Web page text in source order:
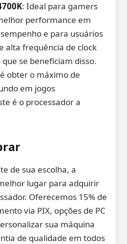
: Ideal para gamers
performance em
e para usuários
alta frequência de clock
se beneficiam disso.
obter o máximo de
em jogos
é o processador a
de sua escolha, a
lugar para adquirir
Oferecemos 15% de
via PIX, opções de PC
sua máquina
de qualidade em todos